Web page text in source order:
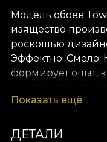
Модель обоев
изящество
роскошью
Эффектно. Смело.
формирует опыт,
хочет подарить
переопределяем
обоев,
Показать ещё
ДЕТАЛИ